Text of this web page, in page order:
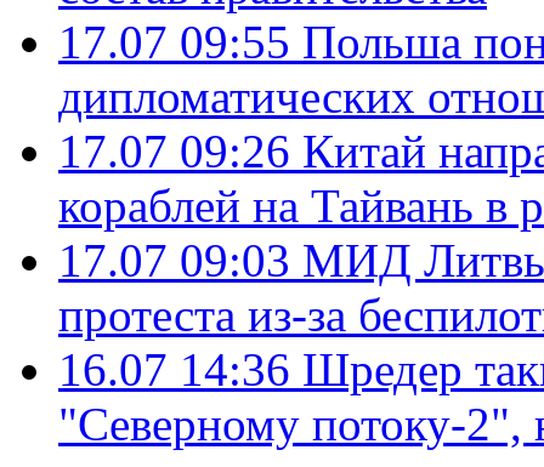
17.07 09:55 Польша
дипломатических
17.07 09:26 Китай
кораблей на Тайвань в
17.07 09:03 МИД Литвы
протеста из-за
16.07 14:36 Шредер
"Северному потоку-2",